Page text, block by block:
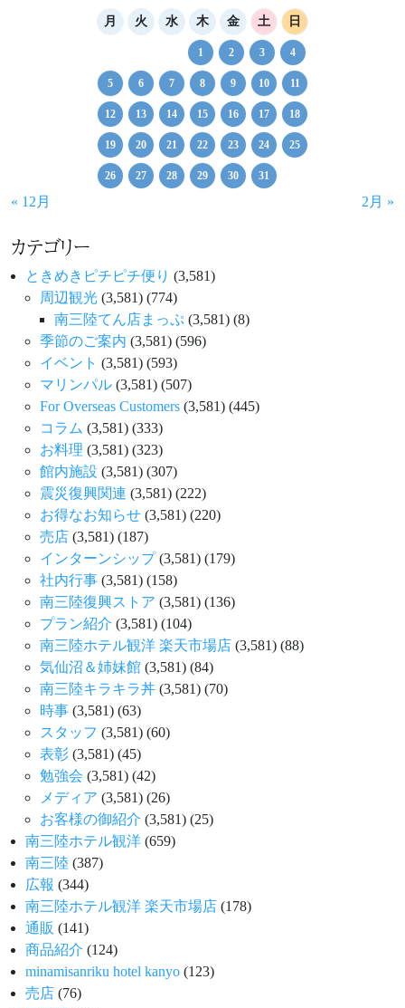
月 火 水 木 金 土 日
1 2 3 4
5 6 7 8 9 10 11
12 13 14 15 16 17 18
19 20 21 22 23 24 25
26 27 28 29 30 31
« 12月 2月 »
カテゴリー
ときめきピチピチ便り (3,581)
周辺観光 (3,581) (774)
南三陸てん店まっぷ (3,581) (8)
季節のご案内 (3,581) (596)
イベント (3,581) (593)
マリンパル (3,581) (507)
For Overseas Customers (3,581) (445)
コラム (3,581) (333)
お料理 (3,581) (323)
館内施設 (3,581) (307)
震災復興関連 (3,581) (222)
お得なお知らせ (3,581) (220)
売店 (3,581) (187)
インターンシップ(3,581) (179)
社内行事 (3,581) (158)
南三陸復興ストア (3,581) (136)
プラン紹介 (3,581) (104)
南三陸ホテル観洋 楽天市場店 (3,581) (88)
気仙沼＆姉妹館 (3,581) (84)
南三陸キラキラ丼 (3,581) (70)
時事 (3,581) (63)
スタッフ (3,581) (60)
表彰 (3,581) (45)
勉強会 (3,581) (42)
メディア (3,581) (26)
お客様の御紹介 (3,581) (25)
南三陸ホテル観洋 (659)
南三陸 (387)
広報 (344)
南三陸ホテル観洋 楽天市場店 (178)
通販 (141)
商品紹介 (124)
minamisanriku hotel kanyo (123)
売店 (76)